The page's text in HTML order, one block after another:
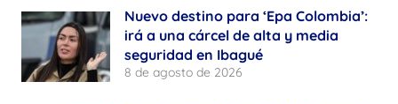
Nuevo destino para ‘Epa Colombia’:
irá a una cárcel de alta y media
seguridad en Ibagué
8 de agosto de 2026